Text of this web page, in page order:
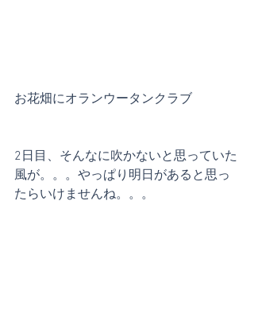
お花畑にオランウータンクラブ
2日目、そんなに吹かないと思っていた
風が。。。やっぱり明日があると思っ
たらいけませんね。。。